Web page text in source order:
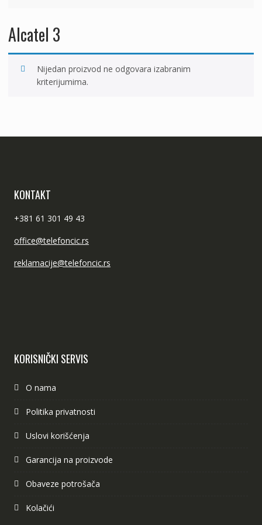
Alcatel 3
Nijedan proizvod ne odgovara izabranim
kriterijumima.
KONTAKT
+381 61 301 49 43
office@telefoncic.rs
reklamacije@telefoncic.rs
KORISNIČKI SERVIS
O nama
Politika privatnosti
Uslovi korišćenja
Garancija na proizvode
Obaveze potrošača
Kolačići